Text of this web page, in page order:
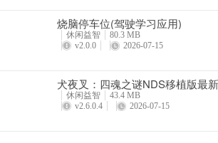
烧脑停车位(驾驶学习应用)
休闲益智
80.3 MB
v2.0.0
2026-07-15
犬夜叉：四魂之谜NDS移植版最
休闲益智
43.4 MB
v2.6.0.4
2026-07-15